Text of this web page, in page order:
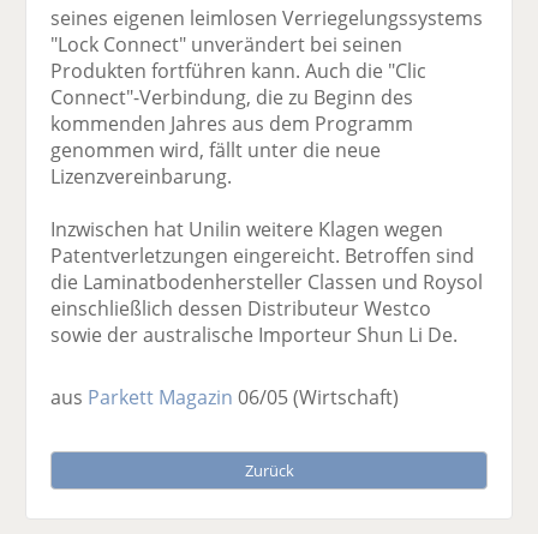
seines eigenen leimlosen Verriegelungssystems
"Lock Connect" unverändert bei seinen
Produkten fortführen kann. Auch die "Clic
Connect"-Verbindung, die zu Beginn des
kommenden Jahres aus dem Programm
genommen wird, fällt unter die neue
Lizenzvereinbarung.
Inzwischen hat Unilin weitere Klagen wegen
Patentverletzungen eingereicht. Betroffen sind
die Laminatbodenhersteller Classen und Roysol
einschließlich dessen Distributeur Westco
sowie der australische Importeur Shun Li De.
aus Parkett Magazin 06/05(Wirtschaft)
Zurück